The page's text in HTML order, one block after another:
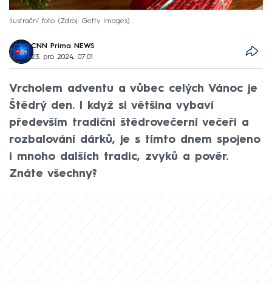
Ilustrační foto Zdroj: Getty Images
CNN Prima NEWS
23. pro 2024, 07:01
Vrcholem adventu a vůbec celých Vánoc je
Štědrý den. I když si většina vybaví
především tradiční štědrovečerní večeři a
rozbalování dárků, je s tímto dnem spojeno
i mnoho dalších tradic, zvyků a pověr.
Znáte všechny?